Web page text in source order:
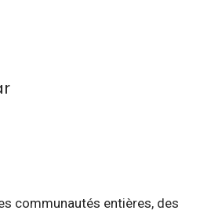
communautés entières, des